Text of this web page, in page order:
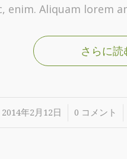
enim. Aliquam lorem
さらに読
2014年2月12日
/ 0 コメント
/